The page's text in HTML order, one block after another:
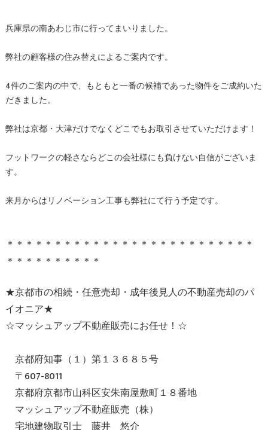
兵庫県の南あわじ市に行ってまいりました。
弊社の顧客様の住み替えによるご案内です。
4件のご案内の中で、もともと一番の候補であった物件をご成約いた
だきました。
弊社は京都・大津だけでなくどこでもお取引させていただけます！
フットワークの軽さならどこの会社様にも負けない自信がございま
す。
来月からはリノベーション工事も弊社にて行う予定です。
＊＊＊＊＊＊＊＊＊＊＊＊＊＊＊＊＊＊＊＊＊＊＊＊＊＊
＊＊＊＊＊＊＊＊＊＊
★京都市の相続・任意売却・成年後見人の不動産売却のパ
イオニア★
☆マッシュアップ不動産販売にお任せ！☆
京都府知事（１）第１３６８５号
〒607-8011
京都府京都市山科区安朱南屋敷町１８番地
マッシュアップ不動産販売（株）
宅地建物取引士 藤井 悠介